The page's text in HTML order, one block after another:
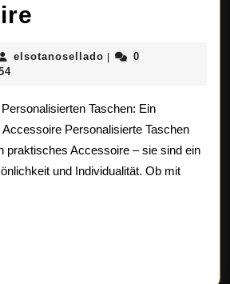
Tasche:
Ihr
Individuelles
Accessoire
elsotanosellado elsotanosellado
|
0
Taschen: Ein
Personalisierte Taschen
praktisches Accessoire – sie sind ein
und Individualität. Ob mit